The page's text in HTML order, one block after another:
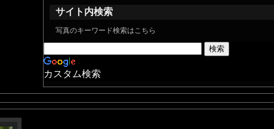
サイト内検索
写真のキーワード検索はこちら
カスタム検索